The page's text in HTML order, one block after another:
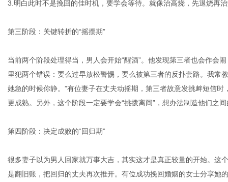
3.明白此时不是挽回的佳时机，要学会等待。就像治高烧，先退烧再
第三阶段：关键转折的“摇摆期”
当前两个阶段处理得当，男人会开始“醒酒”。他发现第三者也会作会
里犯两个错误：要么过早放松警惕，要么被第三者的反扑套路。我常
她急的时候你静。”有位妻子在丈夫动摇期，第三者故意发挑衅短信
更成熟。另外，这个阶段一定要学会“挑拨离间”，想办法制造他们之
第四阶段：决定成败的“回归期”
很多妻子以为男人回家就万事大吉，其实这才是真正较量的开始。这
是翻旧账，把回归的丈夫再次推开。有位成功挽回婚姻的女士分享她